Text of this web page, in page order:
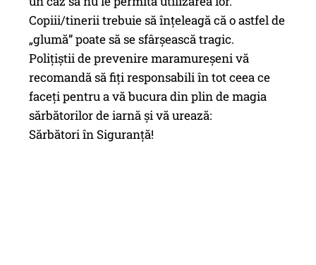
Copiii/tinerii trebuie să înțeleagă că o astfel de
„glumă” poate să se sfârșească tragic.
Polițiștii de prevenire maramureșeni vă
recomandă să fiți responsabili în tot ceea ce
faceți pentru a vă bucura din plin de magia
sărbătorilor de iarnă și vă urează:
Sărbători în Siguranță!